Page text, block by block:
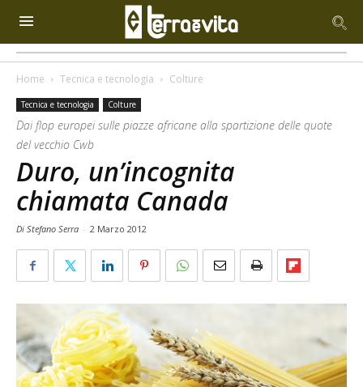
Home Tecnica e tecnologia Colture
Tecnica e tecnologia Colture
Dai flop europei sulle piazze africane alla spartizione delle quote
del vecchio Cwb
Duro, un’incognita
chiamata Canada
Di Stefano Serra - 2 Marzo 2012